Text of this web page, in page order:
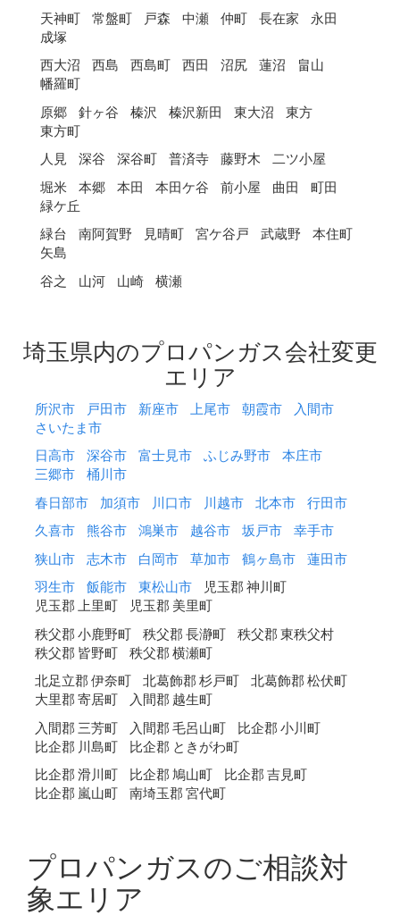
天神町
常盤町 戸森 中瀬 仲町 長在家
永田
成塚
西大沼
西島 西島町 西田 沼尻 蓮沼
畠山
幡羅町
原郷
針ヶ谷 榛沢 榛沢新田 東大沼
東方
東方町
人見
深谷 深谷町 普済寺 藤野木
二ツ小屋
堀米
本郷 本田 本田ケ谷 前小屋 曲田
町田
緑ケ丘
緑台
南阿賀野 見晴町 宮ケ谷戸 武蔵野
本住町
矢島
谷之
山河 山崎 横瀬
埼玉県内のプロパンガス会社変更
エリア
所沢市 戸田市 新座市 上尾市 朝霞市
入間市
さいたま市
日高市
深谷市 富士見市 ふじみ野市
本庄市
三郷市
桶川市
春日部市
加須市 川口市 川越市 北本市
行田市
久喜市
熊谷市 鴻巣市 越谷市 坂戸市
幸手市
狭山市
志木市 白岡市 草加市 鶴ヶ島市
蓮田市
羽生市
飯能市 東松山市
児玉郡 神川町
児玉郡 上里町
児玉郡 美里町
秩父郡 小鹿野町
秩父郡 長瀞町
秩父郡 東秩父村
秩父郡 皆野町
秩父郡 横瀬町
北足立郡 伊奈町
北葛飾郡 杉戸町
北葛飾郡 松伏町
大里郡 寄居町
入間郡 越生町
入間郡 三芳町
入間郡 毛呂山町
比企郡 小川町
比企郡 川島町
比企郡 ときがわ町
比企郡 滑川町
比企郡 鳩山町
比企郡 吉見町
比企郡 嵐山町
南埼玉郡 宮代町
プロパンガスのご相談対
象エリア